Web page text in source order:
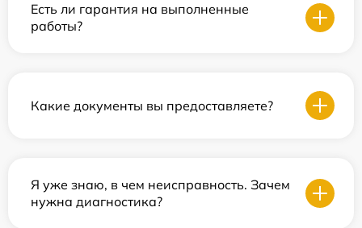
Есть ли гарантия на выполненные
работы?
Какие документы вы предоставляете?
Я уже знаю, в чем неисправность. Зачем
нужна диагностика?